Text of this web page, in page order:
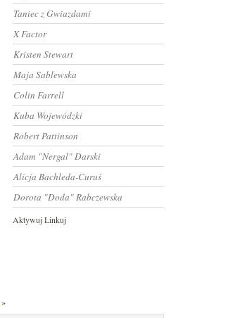
»
Taniec z Gwiazdami
X Factor
Kristen Stewart
Maja Sablewska
Colin Farrell
Kuba Wojewódzki
Robert Pattinson
Adam "Nergal" Darski
Alicja Bachleda-Curuś
Dorota "Doda" Rabczewska
Aktywuj Linkuj